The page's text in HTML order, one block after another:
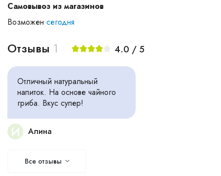
Самовывоз из магазинов
Возможен сегодня
Отзывы 1 4.0 / 5
Отличный натуральный
напиток. На основе чайного
гриба. Вкус супер!
И Алина
Все отзывы